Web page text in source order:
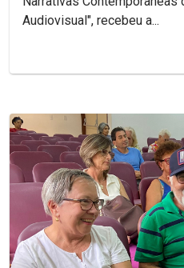
Audiovisual", recebeu a...